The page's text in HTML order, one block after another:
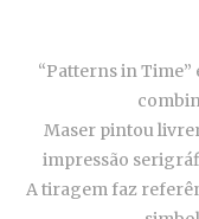
“Patterns in Time”
Maser pintou
impressão
A tiragem faz